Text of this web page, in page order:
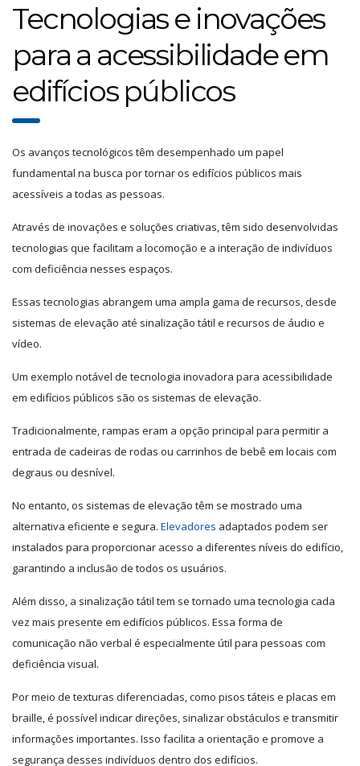
Tecnologias e inovações
para a acessibilidade em
edifícios públicos
Os avanços tecnológicos têm desempenhado um papel
fundamental na busca por tornar os edifícios públicos mais
acessíveis a todas as pessoas.
Através de inovações e soluções criativas, têm sido desenvolvidas
tecnologias que facilitam a locomoção e a interação de indivíduos
com deficiência nesses espaços.
Essas tecnologias abrangem uma ampla gama de recursos, desde
sistemas de elevação até sinalização tátil e recursos de áudio e
vídeo.
Um exemplo notável de tecnologia inovadora para acessibilidade
em edifícios públicos são os sistemas de elevação.
Tradicionalmente, rampas eram a opção principal para permitir a
entrada de cadeiras de rodas ou carrinhos de bebê em locais com
degraus ou desnível.
No entanto, os sistemas de elevação têm se mostrado uma
alternativa eficiente e segura. Elevadores adaptados podem ser
instalados para proporcionar acesso a diferentes níveis do edifício,
garantindo a inclusão de todos os usuários.
Além disso, a sinalização tátil tem se tornado uma tecnologia cada
vez mais presente em edifícios públicos. Essa forma de
comunicação não verbal é especialmente útil para pessoas com
deficiência visual.
Por meio de texturas diferenciadas, como pisos táteis e placas em
braille, é possível indicar direções, sinalizar obstáculos e transmitir
informações importantes. Isso facilita a orientação e promove a
segurança desses indivíduos dentro dos edifícios.